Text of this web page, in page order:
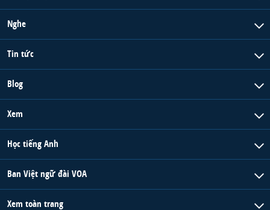
Nghe
Tin tức
Blog
Xem
Học tiếng Anh
Ban Việt ngữ đài VOA
Xem toàn trang